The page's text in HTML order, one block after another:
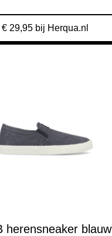
€ 29,95 bij Herqua.nl
herensneaker blauw